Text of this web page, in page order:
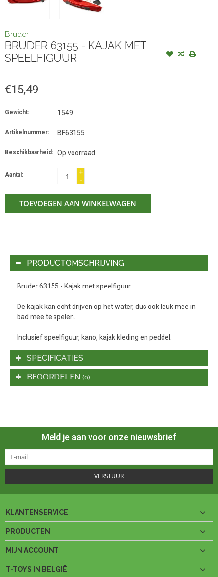
Bruder
BRUDER 63155 - KAJAK MET
SPEELFIGUUR
€15,49
Gewicht: 1549
Artikelnummer: BF63155
Beschikbaarheid: Op voorraad
Aantal:
+
-
TOEVOEGEN AAN WINKELWAGEN
PRODUCTOMSCHRIJVING
Bruder 63155 - Kajak met speelfiguur
De kajak kan echt drijven op het water, dus ook leuk mee in
bad mee te spelen.
Inclusief speelfiguur, kano, kajak kleding en peddel.
SPECIFICATIES
BEOORDELEN (0)
Meld je aan voor onze nieuwsbrief
VERSTUUR
KLANTENSERVICE
PRODUCTEN
MIJN ACCOUNT
T-TOYS IN BELGIË